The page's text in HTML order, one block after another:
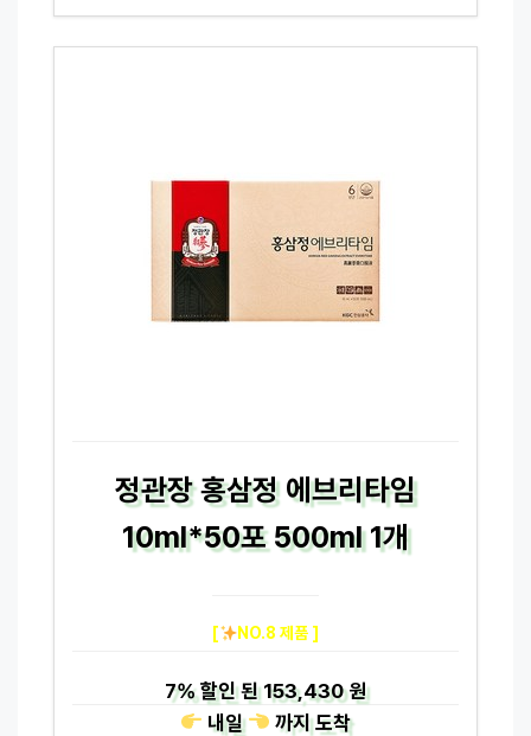
정관장 홍삼정 에브리타임
10ml*50포 500ml 1개
[ NO.8 제품 ]
7%할인 된153,430 원
내일
까지도착